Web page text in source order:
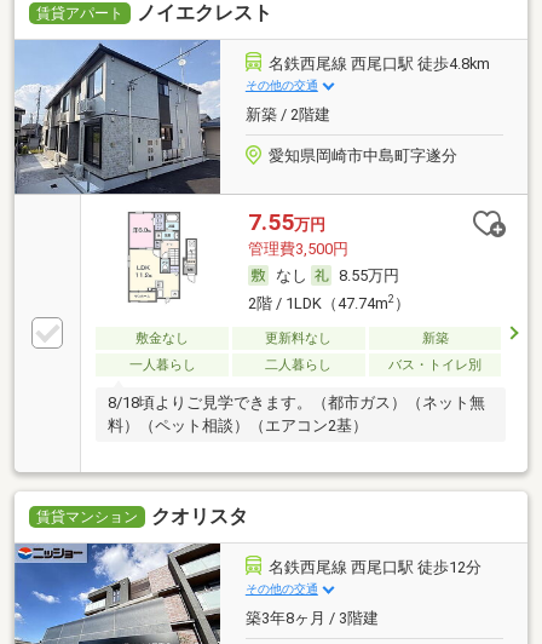
賃貸アパート ノイエクレスト
名鉄西尾線 西尾口駅 徒歩4.8km
その他の交通
新築 / 2階建
愛知県岡崎市中島町字遂分
7.55万円
管理費3,500円
なし
8.55万円
2階 / 1LDK（47.74m2）
敷金なし 更新料なし
新築
一人暮らし
二人暮らし バス・トイレ別
8/18頃よりご見学できます。（都市ガス）（ネット無
料）（ペット相談）（エアコン2基）
賃貸マンション クオリスタ
名鉄西尾線 西尾口駅 徒歩12分
その他の交通
築3年8ヶ月 / 3階建